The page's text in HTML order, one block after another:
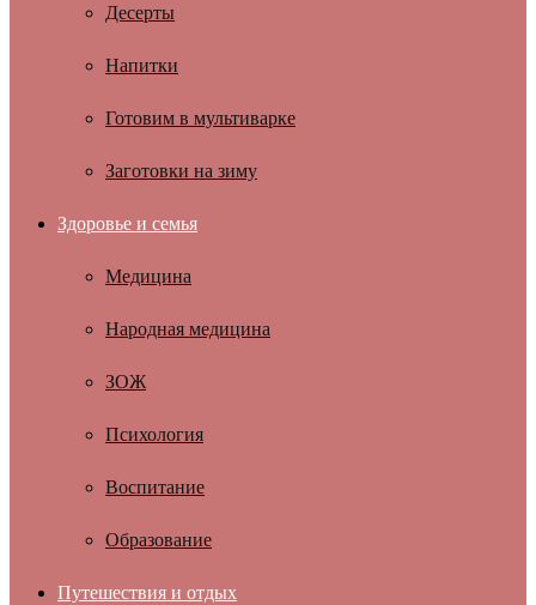
Десерты
Напитки
Готовим в мультиварке
Заготовки на зиму
Здоровье и семья
Медицина
Народная медицина
ЗОЖ
Психология
Воспитание
Образование
Путешествия и отдых